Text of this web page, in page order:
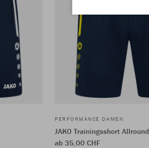
PERFORMANCE DAMEN
JAKO Trainingsshort Allround
ab 35,00 CHF